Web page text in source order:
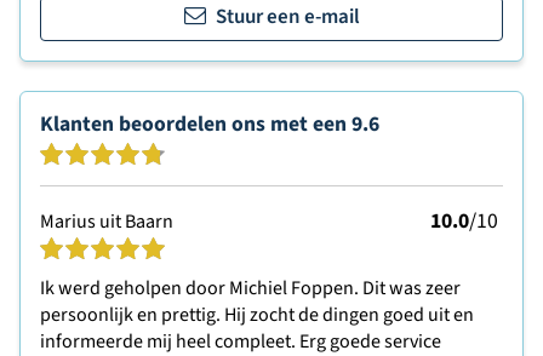
Stuur een e-mail
Klanten beoordelen ons met een 9.6
Marius uit Baarn 10.0/10
Ik werd geholpen door Michiel Foppen. Dit was zeer
persoonlijk en prettig. Hij zocht de dingen goed uit en
informeerde mij heel compleet. Erg goede service